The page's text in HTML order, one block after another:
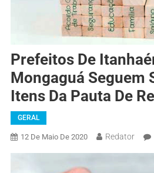
Prefeitos De
Mongaguá Seguem
Itens Da Pauta De
GERAL
12 De Maio De 2020 Redator